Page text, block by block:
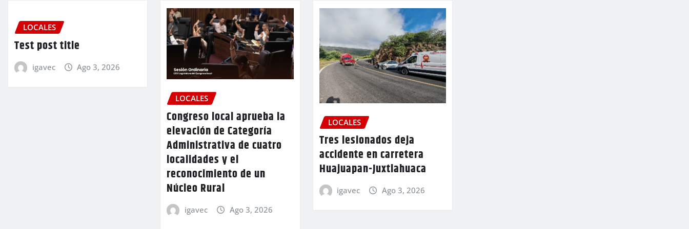
LOCALES
Test post title
igavec Ago 3, 2026
LOCALES
Congreso local aprueba la
elevación de Categoría
Administrativa de cuatro
localidades y el
reconocimiento de un
Núcleo Rural
igavec Ago 3, 2026
LOCALES
Tres lesionados deja
accidente en carretera
Huajuapan-Juxtlahuaca
igavec Ago 3, 2026